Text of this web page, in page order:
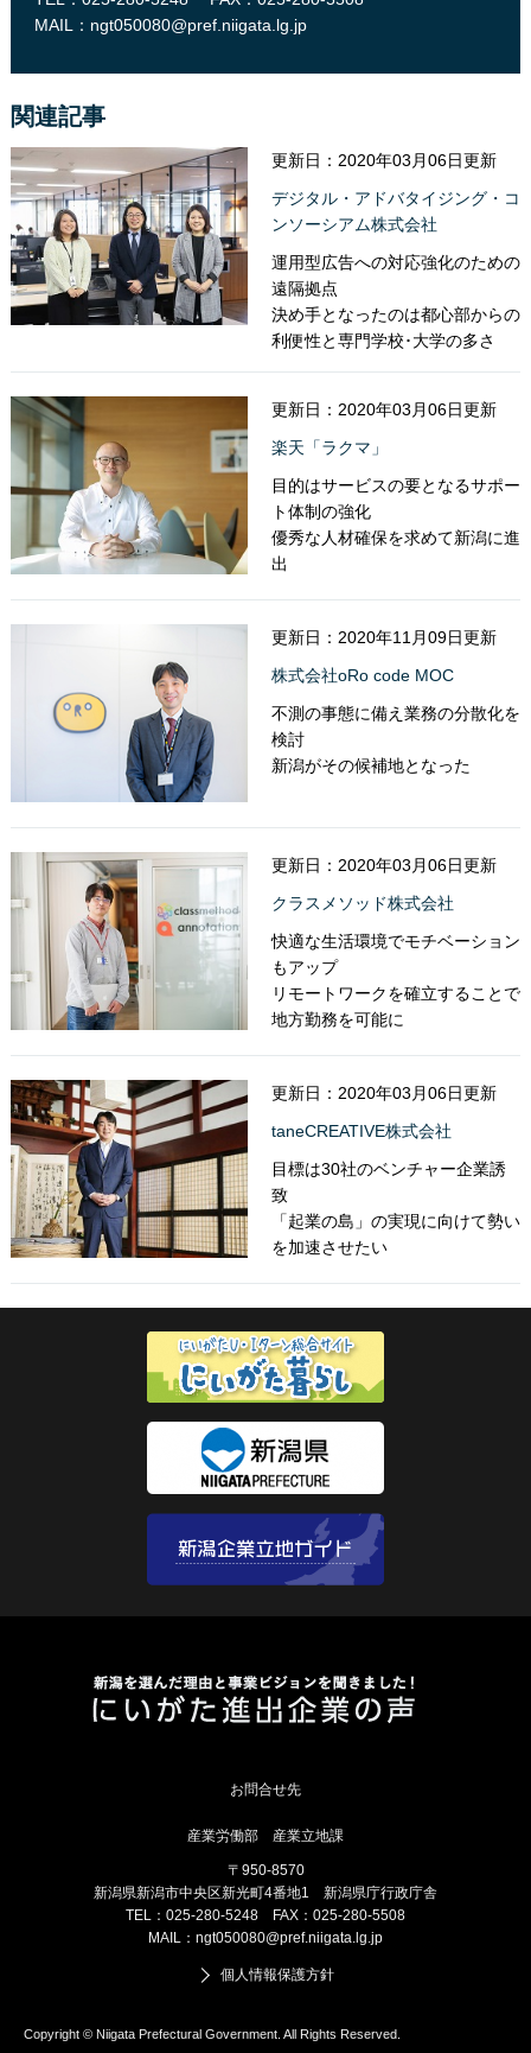
MAIL： ngt050080@pref.niigata.lg.jp
関連記事
更新日：2020年03月06日更新
デジタル・アドバタイジング・コ
ンソーシアム株式会社
運用型広告への対応強化のための
遠隔拠点
決め手となったのは都心部からの
利便性と専門学校･大学の多さ
更新日：2020年03月06日更新
楽天「ラクマ」
目的はサービスの要となるサポー
ト体制の強化
優秀な人材確保を求めて新潟に進
出
更新日：2020年11月09日更新
株式会社oRo code MOC
不測の事態に備え業務の分散化を
検討
新潟がその候補地となった
更新日：2020年03月06日更新
クラスメソッド株式会社
快適な生活環境でモチベーション
もアップ
リモートワークを確立することで
地方勤務を可能に
更新日：2020年03月06日更新
taneCREATIVE株式会社
目標は30社のベンチャー企業誘
致
「起業の島」の実現に向けて勢い
を加速させたい
産業労働部 産業立地課
〒950-8570
新潟県新潟市中央区新光町4番地1 新潟県庁行政庁舎
TEL：025-280-5248 FAX：025-280-5508
MAIL： ngt050080@pref.niigata.lg.jp
個人情報保護方針
Copyright © Niigata Prefectural Government. All Rights Reserved.